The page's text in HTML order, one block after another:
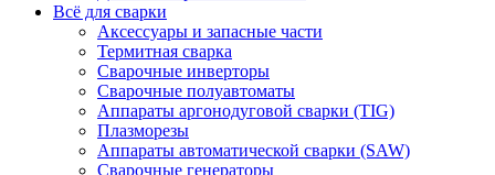
Всё для сварки
Аксессуары и запасные части
Термитная сварка
Сварочные инверторы
Сварочные полуавтоматы
Аппараты аргонодуговой сварки (TIG)
Плазморезы
Аппараты автоматической сварки (SAW)
Сварочные генераторы